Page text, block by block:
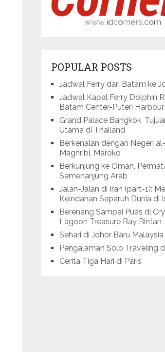
POPULAR POSTS
Jadwal Ferry dari Batam ke
Jadwal Kapal Ferry Dolphin
Batam Center-Puteri
Grand Palace Bangkok,
Utama di Thailand
Berkenalan dengan Negeri al-
Maghribi, Maroko
Berkunjung ke Oman,
Semenanjung Arab
Jalan-Jalan di Iran (part-1):
Keindahan Separuh Dunia di
Berenang Sampai Puas di
Lagoon Treasure Bay Bintan
Sehari di Johor Baru Malaysia
Pengalaman Solo Traveling
Cerita Tiga Hari di Paris